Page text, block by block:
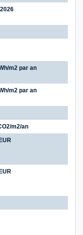
m2 par an
m2 par an
m2/an